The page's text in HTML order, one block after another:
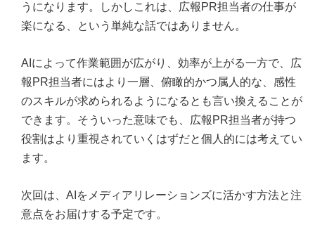
うになります。しかしこれは、広報PR担当者の仕事が
楽になる、という単純な話ではありません。
AIによって作業範囲が広がり、効率が上がる一方で、広
報PR担当者にはより一層、俯瞰的かつ属人的な、感性
のスキルが求められるようになるとも言い換えることが
できます。そういった意味でも、広報PR担当者が持つ
役割はより重視されていくはずだと個人的には考えてい
ます。
次回は、AIをメディアリレーションズに活かす方法と注
意点をお届けする予定です。